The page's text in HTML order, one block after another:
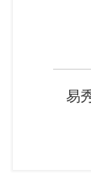
易